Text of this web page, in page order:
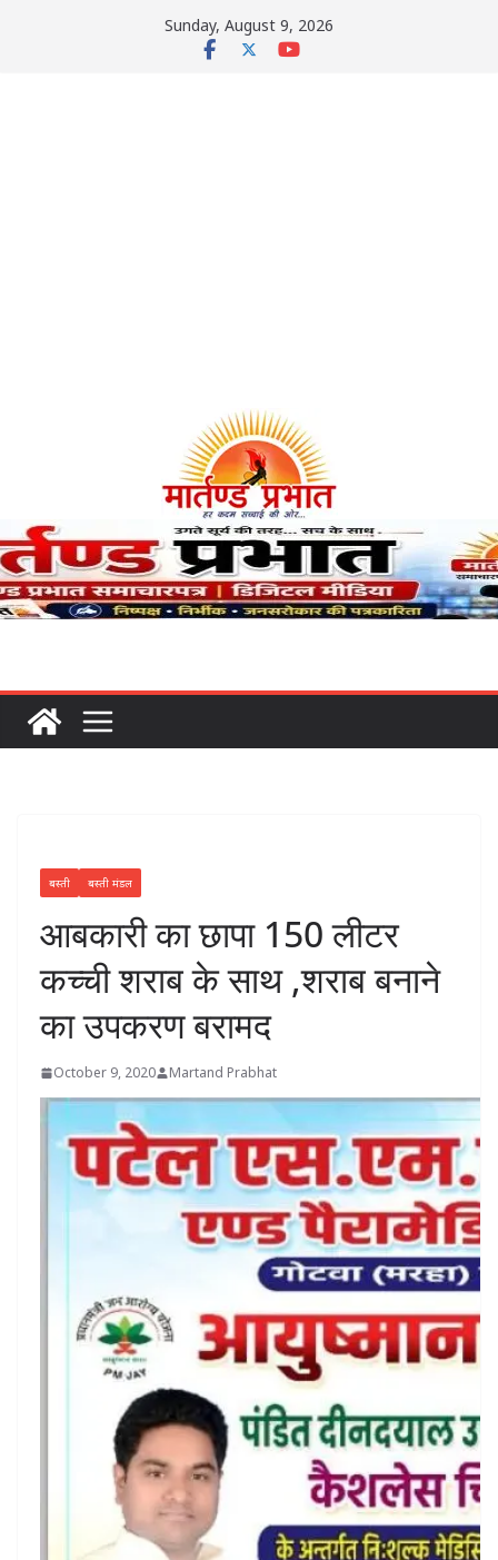
Sunday, August 9, 2026
बस्ती बस्ती मंडल
आबकारी का छापा 150 लीटर
कच्ची शराब के साथ ,शराब बनाने
का उपकरण बरामद
October 9, 2020 Martand Prabhat